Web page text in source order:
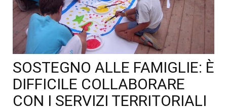
SOSTEGNO ALLE FAMIGLIE: È
DIFFICILE COLLABORARE
CON I SERVIZI TERRITORIALI